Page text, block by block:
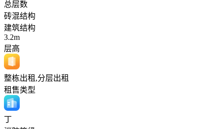
总层数
砖混结构
建筑结构
3.2m
层高
整栋出租,分层出租
租售类型
丁